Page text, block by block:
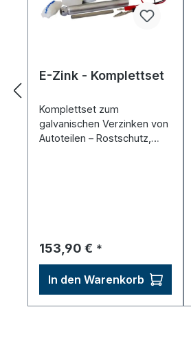
E-Zink - Komplettset
Komplettset zum
galvanischen Verzinken von
Autoteilen – Rostschutz,
Regulärer Preis:
153,90 € *
In den Warenkorb